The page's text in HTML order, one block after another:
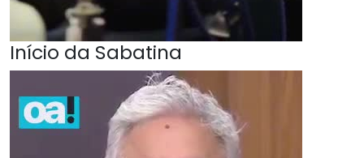
Início da Sabatina